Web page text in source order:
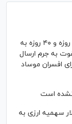
۲ عامل مهم صهیونیست‌ها در جنگ‌های ۱۲ روزه و ۴۰ روزه به
به جرم ارسال
افسران موساد
نشده است
۳ میلیون و ۴۰۰ هزار دلار سهمیه ارزی به